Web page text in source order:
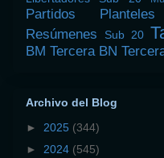
Partidos
Planteles
Resúmenes
Sub 20
BM Tercera BN
Archivo del Blog
► 2025 (344)
► 2024 (545)